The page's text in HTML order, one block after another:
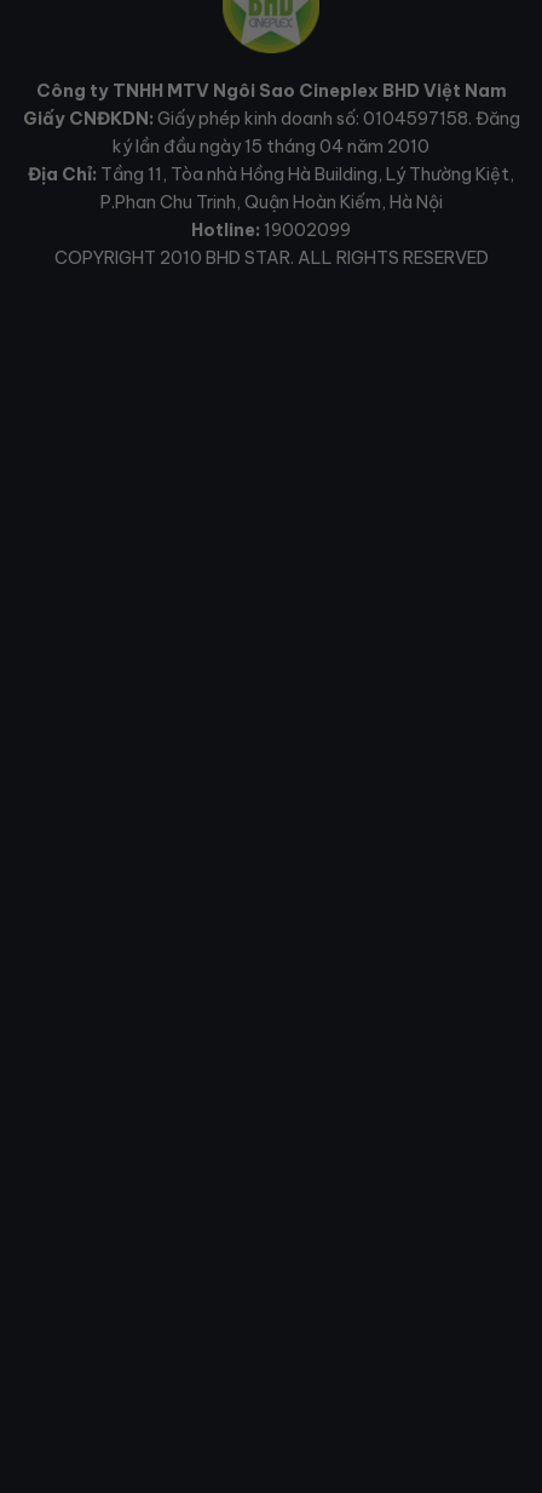
Công ty TNHH MTV Ngôi Sao Cineplex BHD Việt Nam
Giấy CNĐKDN: Giấy phép kinh doanh số: 0104597158. Đăng
ký lần đầu ngày 15 tháng 04 năm 2010
Địa Chỉ: Tầng 11, Tòa nhà Hồng Hà Building, Lý Thường Kiệt,
P.Phan Chu Trinh, Quận Hoàn Kiếm, Hà Nội
Hotline: 19002099
COPYRIGHT 2010 BHD STAR. ALL RIGHTS RESERVED